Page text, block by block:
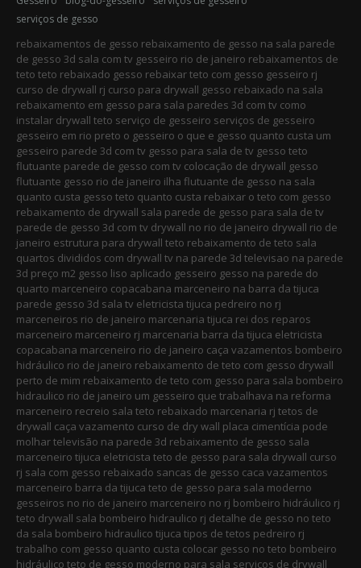
serviços de gesso
rebaixamentos de gesso rebaixamento de gesso na sala parede
de gesso 3d sala com tv gesseiro rio de janeiro rebaixamentos de
teto teto rebaixado gesso rebaixar teto com gesso gesseiro rj
curso de drywall rj curso para drywall gesso rebaixado na sala
rebaixamento em gesso para sala paredes 3d com tv como
instalar drywall teto serviço de gesseiro serviços de gesseiro
gesseiro em rio preto o gesseiro o que e gesso quanto custa um
gesseiro parede 3d com tv gesso para sala de tv gesso teto
flutuante parede de gesso com tv colocação de drywall gesso
flutuante gesso rio de janeiro ilha flutuante de gesso na sala
quanto custa gesso teto quanto custa rebaixar o teto com gesso
rebaixamento de drywall sala parede de gesso para sala de tv
parede de gesso 3d com tv drywall no rio de janeiro drywall rio de
janeiro estrutura para drywall teto rebaixamento de teto sala
quartos divididos com drywall tv na parede 3d televisao na parede
3d preço m2 gesso liso aplicado gesseiro gesso na parede do
quarto marceneiro copacabana marceneiro na barra da tijuca
parede gesso 3d sala tv eletricista tijuca pedreiro no rj
marceneiros rio de janeiro marcenaria tijuca rei dos reparos
marceneiro marceneiro rj marcenaria barra da tijuca eletricista
copacabana marceneiro rio de janeiro caça vazamentos bombeiro
hidráulico rio de janeiro rebaixamento de teto com gesso drywall
perto de mim rebaixamento de teto com gesso para sala bombeiro
hidraulico rio de janeiro um gesseiro que trabalhava na reforma
marceneiro recreio sala teto rebaixado marcenaria rj tetos de
drywall caça vazamento curso de dry wall placa cimentícia pode
molhar televisão na parede 3d rebaixamento de gesso sala
marceneiro tijuca eletricista teto de gesso para sala drywall curso
rj sala com gesso rebaixado sancas de gesso caca vazamentos
marceneiro barra da tijuca teto de gesso para sala moderno
gesseiros no rio de janeiro marceneiro no rj bombeiro hidráulico rj
teto drywall sala bombeiro hidraulico rj detalhe de gesso no teto
da sala bombeiro hidraulico tijuca tipos de tetos pedreiro rj
trabalho com gesso quanto custa colocar gesso no teto bombeiro
hidráulico teto de gesso moderno para sala serviços de drywall